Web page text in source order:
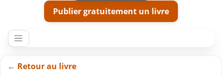
Publier gratuitement un livre
← Retour au livre